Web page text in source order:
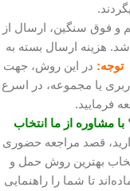
فوق سنگین، ارسال از
هزینه ارسال بسته به
توجه: در این روش، جهت
یا مجموعه، در اسرع
فرمایید.
با مشاوره از ما انتخاب
قصد مراجعه حضوری
بهترین روش حمل و
تا شما را راهنمایی